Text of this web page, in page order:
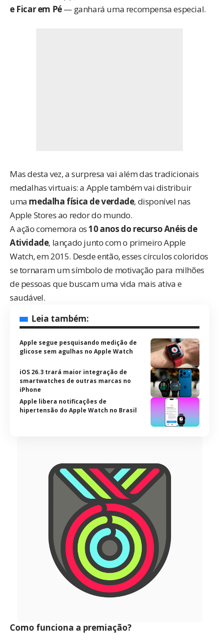
e Ficar em Pé— ganhará uma recompensa especial.
Mas desta vez, a surpresa vai além das tradicionais
medalhas virtuais: a Apple também vai distribuir
uma medalha física de verdade, disponível nas
Apple Stores ao redor do mundo.
A açãocomemora os10 anos do recurso Anéis de
Atividade, lançado junto com o primeiro Apple
Watch, em 2015. Desde então, esses círculos coloridos
se tornaram um símbolo de motivação para milhões
de pessoas que buscam uma vida mais ativa e
saudável.
Leia também:
Apple segue pesquisando medição de
glicose sem agulhas no Apple Watch
iOS 26.3 trará maior integração de
smartwatches de outras marcas no
iPhone
Apple libera notificações de
hipertensão do Apple Watch no Brasil
Como funciona a premiação?